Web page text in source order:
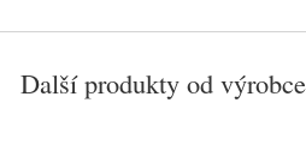
Další produkty od výrobce